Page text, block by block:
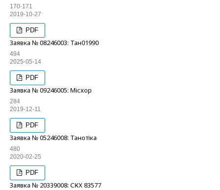
170-171
2019-10-27
PDF
Заявка № 08246003: Тан01990
494
2025-05-14
PDF
Заявка № 09246005: Місхор
284
2019-12-11
PDF
Заявка № 05246008: Танотіка
480
2020-02-25
PDF
Заявка № 20339008: СКХ 83577